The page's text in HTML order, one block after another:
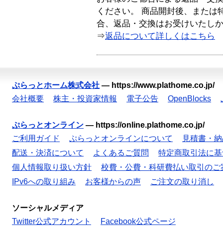
ください。 商品開封後、または
合、返品・交換はお受けいたし
⇒返品について詳しくはこちら
ぷらっとホーム株式会社 — https://www.plathome.co.jp/
会社概要
株主・投資家情報 電子公告 OpenBlocks
ぷらっとオンライン — https://online.plathome.co.jp/
ご利用ガイド
ぷらっとオンラインについて
見積書・
配送・決済について
よくあるご質問
特定商取引法に
個人情報取り扱い方針
校費・公費・科研費払い取引のご
IPv6への取り組み
お客様からの声 ご注文の取り消し
ソーシャルメディア
Twitter公式アカウント
Facebook公式ページ